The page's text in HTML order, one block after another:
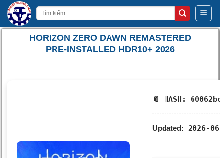
Bỏ
qua
nội
Tìm
kiếm:
HORIZON ZERO DAWN REMASTERED
PRE-INSTALLED HDR10+ 2026
📎 HASH:
Updated: 2026-